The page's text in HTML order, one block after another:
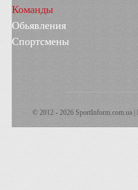
Команды
Обьявления
Спортсмены
© 2012 - 2026 SportInform.com.ua |